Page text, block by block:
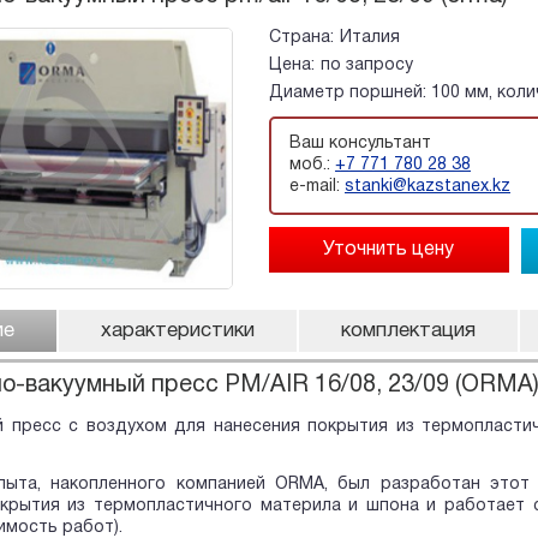
Страна:
Италия
Цена: по запросу
Диаметр поршней: 100 мм,
Ваш консультант
моб.: +7 771 780 28 38
e-mail: stanki@kazstanex.kz
характеристики комплектация
вакуумный пресс PM/AIR 16/08, 23/09 (ORMA)
с воздухом для нанесения покрытия из
накопленного компанией ORMA, был разработан
из термопластичного материла и шпона и
работ).